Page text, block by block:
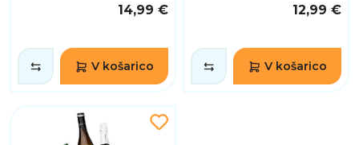
14,99 €
V košarico
12,99 €
V košarico